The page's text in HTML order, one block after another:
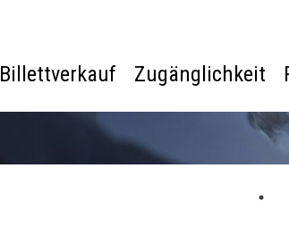
Billettverkauf Zugänglichkeit